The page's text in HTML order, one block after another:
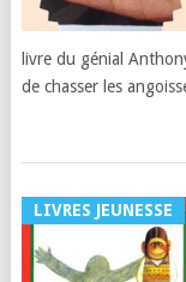
livre du génial
de chasser les
LIVRES JEUNESSE